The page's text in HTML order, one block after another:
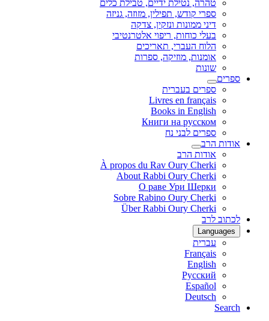
טהרה, נטילת ידיים, טבילת כלים
ספרי קודש, תפילין, מזוזה, גניזה
דיני ממונות ונזקין, צדקה
בעלי כוחות, ריפוי אלטרנטיבי
הלוח העברי, תאריכים
אומנות, מוזיקה, ספרות
שונות
ספרים
ספרים בעברית
Livres en français
Books in English
Книги на русском
ספרים לבני נח
אודות הרב
אודות הרב
À propos du Rav Oury Cherki
About Rabbi Oury Cherki
О раве Ури Шерки
Sobre Rabino Oury Cherki
Über Rabbi Oury Cherki
לכתוב לרב
Languages
עברית
Français
English
Русский
Español
Deutsch
Search